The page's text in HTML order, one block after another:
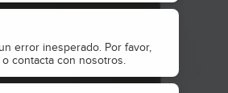
error inesperado. Por favor,
contacta con nosotros.